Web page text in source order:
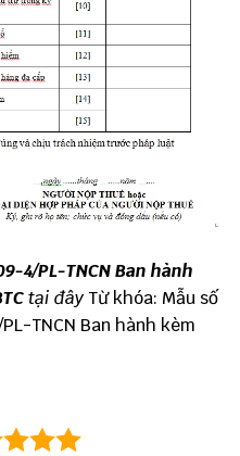
4/PL-TNCN Ban hành
tại đây Từ khóa: Mẫu số
TNCN Ban hành kèm